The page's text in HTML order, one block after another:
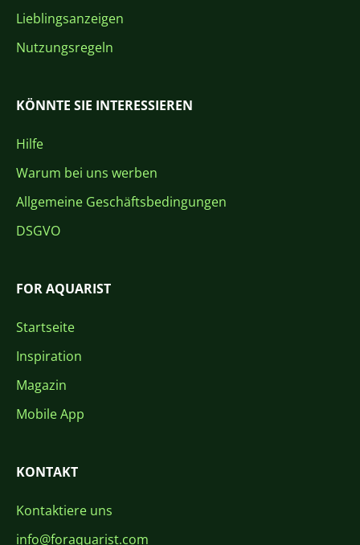
Lieblingsanzeigen
Nutzungsregeln
KÖNNTE SIE INTERESSIEREN
Hilfe
Warum bei uns werben
Allgemeine Geschäftsbedingungen
DSGVO
FOR AQUARIST
Startseite
Inspiration
Magazin
Mobile App
KONTAKT
Kontaktiere uns
info@foraquarist.com